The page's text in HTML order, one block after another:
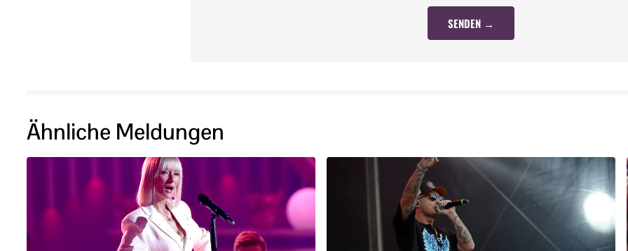
Ähnliche Meldungen